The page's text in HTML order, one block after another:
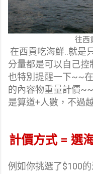
往西
在西貢吃海鮮..就是
分量都是可以自己
也特別提醒一下~~
的內容物重量計價
是算道+人數，不過
計價方式 = 選
例如你挑選了$100